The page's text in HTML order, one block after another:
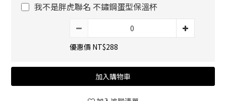
我不是胖虎聯名 不鏽鋼蛋型保溫杯
優惠價 NT$288
加入購物車